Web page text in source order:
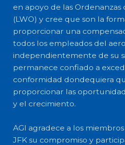
en apoyo de las Ordenanzas
(LWO) y cree que son la
proporcionar una
todos los empleados del
independientemente de su
permanece confiado a
conformidad dondequiera
proporcionar las
y el crecimiento.
AGI agradece a los
JFK su compromiso y